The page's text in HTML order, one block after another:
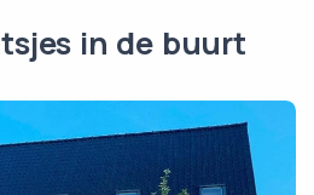
in de buurt